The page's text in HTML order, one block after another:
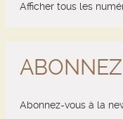
Afficher tous les
Abonnez-vous à la